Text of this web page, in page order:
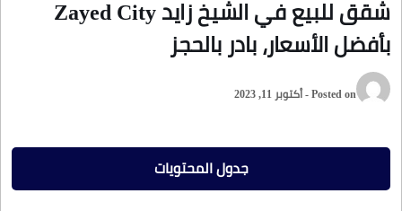
شقق للبيع في الشيخ زايد Zayed City
بأفضل الأسعار، بادر بالحجز
Posted on - أكتوبر 11, 2023
جدول المحتويات